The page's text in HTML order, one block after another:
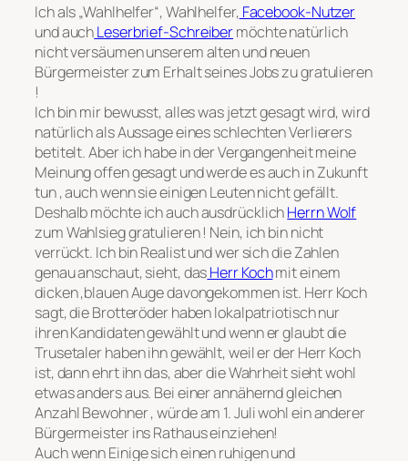
Ich als „Wahlhelfer“, Wahlhelfer, Facebook-Nutzer
und auchLeserbrief-Schreibermöchte natürlich
nicht versäumen unserem alten und neuen
Bürgermeister zum Erhalt seines Jobs zu gratulieren
!
Ich bin mir bewusst, alles was jetzt gesagt wird, wird
natürlich als Aussage eines schlechten Verlierers
betitelt. Aber ich habe in der Vergangenheit meine
Meinung offen gesagt und werde es auch in Zukunft
tun , auch wenn sie einigen Leuten nicht gefällt.
Deshalb möchte ich auch ausdrücklichHerrn Wolf
zum Wahlsieg gratulieren ! Nein, ich bin nicht
verrückt. Ich bin Realist und wer sich die Zahlen
genau anschaut, sieht, dasHerr Kochmit einem
dicken ,blauen Auge davongekommen ist. Herr Koch
sagt, die Brotteröder haben lokalpatriotisch nur
ihren Kandidaten gewählt und wenn er glaubt die
Trusetaler haben ihn gewählt, weil er der Herr Koch
ist, dann ehrt ihn das, aber die Wahrheit sieht wohl
etwas anders aus. Bei einer annähernd gleichen
Anzahl Bewohner , würde am 1. Juli wohl ein anderer
Bürgermeister ins Rathaus einziehen!
Auch wenn Einige sich einen ruhigen und